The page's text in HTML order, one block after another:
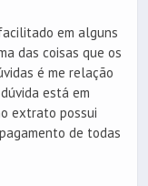
em alguns
das coisas que os
é me relação
está em
extrato possui
de todas